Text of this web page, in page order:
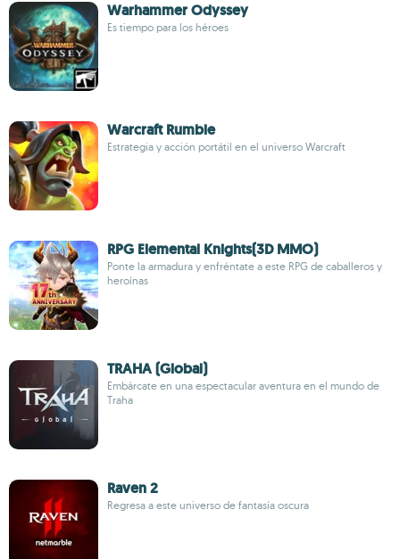
Warhammer Odyssey
Es tiempo para los héroes
Warcraft Rumble
Estrategia y acción portátil en el universo Warcraft
RPG Elemental Knights(3D MMO)
Ponte la armadura y enfréntate a este RPG de caballeros y
heroínas
TRAHA (Global)
Embárcate en una espectacular aventura en el mundo de
Traha
Raven 2
Regresa a este universo de fantasía oscura